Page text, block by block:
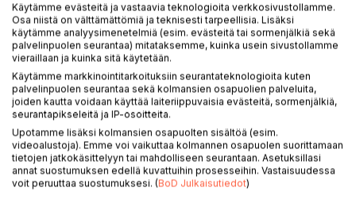
KUVAUS
Kilpailu napaan on kertomus Petriina-tytöstä, joka lähtee
mielikuvituksensa keinoin seikkailulle kohti Pohjoisnapaa.
Matkallaan hän tapaa pohjoisessa asuvia eläimiä ja kohtaa
mielenkiintoisen luonnonilmiön. Mutta mitä sieltä navasta
mahtaa löytyä? Ja mitä seikkailun jälkeen tapahtuu, kun on
Käytämme evästeitä ja vastaavia teknologioita verkkosivustollamme.
Osa niistä on välttämättömiä ja teknisesti tarpeellisia. Lisäksi
käytämme analyysimenetelmiä (esim. evästeitä tai sormenjälkiä sekä
palvelinpuolen seurantaa) mitataksemme, kuinka usein sivustollamme
vieraillaan ja kuinka sitä käytetään.
Käytämme markkinointitarkoituksiin seurantateknologioita kuten
palvelinpuolen seurantaa sekä kolmansien osapuolien palveluita,
joiden kautta voidaan käyttää laiteriippuvaisia evästeitä, sormenjälkiä,
seurantapikseleitä ja IP-osoitteita.
Upotamme lisäksi kolmansien osapuolten sisältöä (esim.
videoalustoja). Emme voi vaikuttaa kolmannen osapuolen suorittamaan
tietojen jatkokäsittelyyn tai mahdolliseen seurantaan. Asetuksillasi
annat suostumuksen edellä kuvattuihin prosesseihin. Vastaisuudessa
voit peruuttaa suostumuksesi. (BoD Julkaisutiedot)